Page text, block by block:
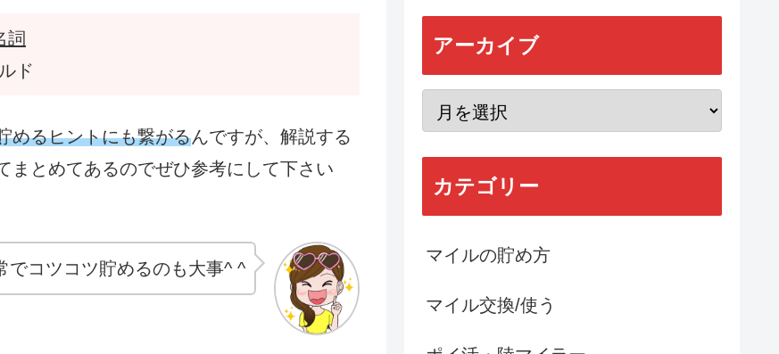
詞
ド
めるヒントにも繋がるんですが、解説する
まとめてあるのでぜひ参考にして下さい
でコツコツ貯めるのも大事^ ^
アーカイブ
カテゴリー
マイルの貯め方
マイル交換/使う